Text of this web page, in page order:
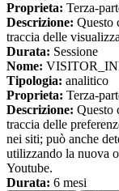
Proprieta: Terza-
Descrizione: Questo
traccia delle
Durata: Sessione
Nome:
Tipologia: analitico
Proprieta: Terza-
Descrizione: Questo
traccia delle
nei siti; può anche
utilizzando la nuova
Youtube.
Durata: 6 mesi